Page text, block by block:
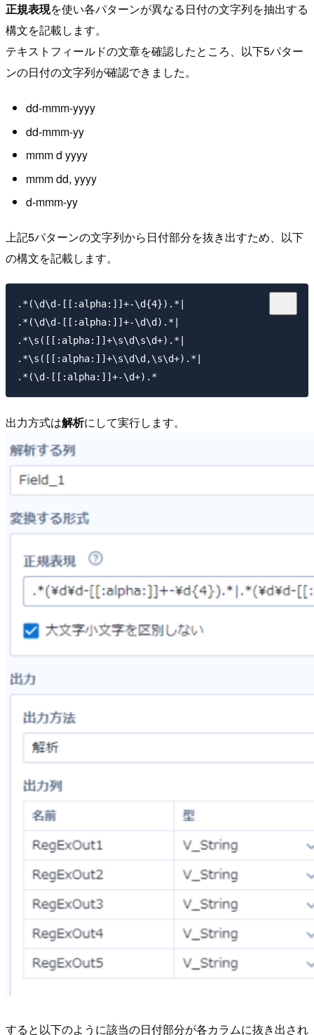
正規表現を使い各パターンが異なる日付の文字列を抽出する
構文を記載します。
テキストフィールドの文章を確認したところ、以下5パター
ンの日付の文字列が確認できました。
dd-mmm-yyyy
dd-mmm-yy
mmm d yyyy
mmm dd, yyyy
d-mmm-yy
上記5パターンの文字列から日付部分を抜き出すため、以下
の構文を記載します。
.*(\d\d-[[:alpha:]]+-\d{4}).*|
.*(\d\d-[[:alpha:]]+-\d\d).*|
.*\s([[:alpha:]]+\s\d\s\d+).*|
.*\s([[:alpha:]]+\s\d\d,\s\d+).*|
出力方式は解析にして実行します。
すると以下のように該当の日付部分が各カラムに抜き出され